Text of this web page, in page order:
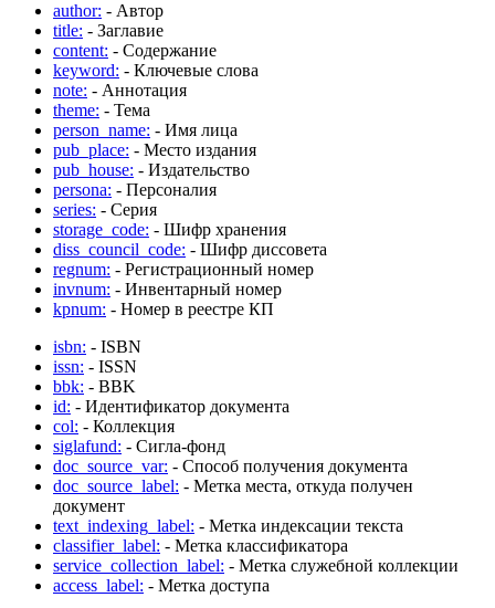
author: - Автор
title: - Заглавие
content: - Содержание
keyword: - Ключевые слова
note: - Аннотация
theme: - Тема
person_name: - Имя лица
pub_place: - Место издания
pub_house: - Издательство
persona: - Персоналия
series: - Серия
storage_code: - Шифр хранения
diss_council_code: - Шифр диссовета
regnum: - Регистрационный номер
invnum: - Инвентарный номер
kpnum: - Номер в реестре КП
isbn: - ISBN
issn: - ISSN
bbk: - BBK
id: - Идентификатор документа
col: - Коллекция
siglafund: - Сигла-фонд
doc_source_var: - Способ получения документа
doc_source_label: - Метка места, откуда получен
документ
text_indexing_label: - Метка индексации текста
classifier_label: - Метка классификатора
service_collection_label: - Метка служебной коллекции
access_label: - Метка доступа